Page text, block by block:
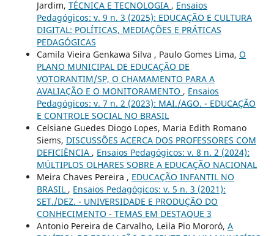
Jardim, TÉCNICA E TECNOLOGIA , Ensaios
Pedagógicos: v. 9 n. 3 (2025): EDUCAÇÃO E CULTURA
DIGITAL: POLÍTICAS, MEDIAÇÕES E PRÁTICAS
PEDAGÓGICAS
Camila Vieira Genkawa Silva , Paulo Gomes Lima, O
PLANO MUNICIPAL DE EDUCAÇÃO DE
VOTORANTIM/SP, O CHAMAMENTO PARA A
AVALIAÇÃO E O MONITORAMENTO , Ensaios
Pedagógicos: v. 7 n. 2 (2023): MAI./AGO. - EDUCAÇÃO
E CONTROLE SOCIAL NO BRASIL
Celsiane Guedes Diogo Lopes, Maria Edith Romano
Siems, DISCUSSÕES ACERCA DOS PROFESSORES COM
DEFICIÊNCIA , Ensaios Pedagógicos: v. 8 n. 2 (2024):
MÚLTIPLOS OLHARES SOBRE A EDUCAÇÃO NACIONAL
Meira Chaves Pereira , EDUCAÇÃO INFANTIL NO
BRASIL , Ensaios Pedagógicos: v. 5 n. 3 (2021):
SET./DEZ. - UNIVERSIDADE E PRODUÇÃO DO
CONHECIMENTO - TEMAS EM DESTAQUE 3
Antonio Pereira de Carvalho, Leila Pio Mororó, A